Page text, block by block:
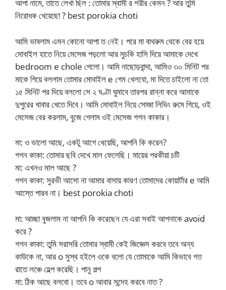
আপা নামে, তাতে লেখা ছিল : তোমার স্বামী র শরীর কেমন ? আর তুমি
নিরোধক খেয়েছো ? best porokia choti
আমি ভাবলাম এমন কোনো আপা ত নেই। পরে মা বাথরুম থেকে বের হয়ে
মোবাইল হাতে নিয়ে মেসেজ পড়লো আর মুচকি হাসি দিয়ে আমাকে দেখে
bedroom e chole গেলো। আমি নাছোড়বান্দা, আমিও ৩০ মিনিট পর
মাকে গিয়ে বললাম তোমার মোবাইল e গেম খেলবো, মা দিতে চাইলো না তো
১৫ মিনিট পর দিয়ে বললো সে ২ ঘণ্টা ঘুমাবে তারপর রান্না করে আমাকে
দুপুরের খাবার খেতে দিবে। আমি মোবাইল নিয়ে সোজা লিভিং রুমে গিয়ে, ওই
মেসেজ বের করলাম, বুজে গেলাম ওই মেসেজ গগন কাকার।
মা: ও ভালো আছে, একটু আগে খেয়েছি, আপনি কি করেন?
গগন কাকা: তোমার ছবি দেখে মাল ফেলেছি। মায়ের পরকীয়া চটি
মা: এখনও মাল আছে ?
গগন কাকা: সুরভী আসো না আমার বাসায় কারণ তোমাদের কোয়ার্টার e আমি
আস্তে পারব না। best porokia choti
মা: আচ্ছা বুজলাম না আপনি কি করেছেন যে এরা সবাই আপনাকে avoid
করে ?
গগন কাকা: তুমি সরাসরি তোমার স্বামী কেই জিজ্ঞেস করবে তবে অন্য
কাউকে না, আর o সুস্থ হইলে ওকে বলো যে তোমাকে আমি কিভাবে গত
রাতে লঞ্চে হেল্প করেছি। পানু গল্প
মা: ঠিক আছে বলবো। তবে o আবার সন্দেহ করবে নাত ?